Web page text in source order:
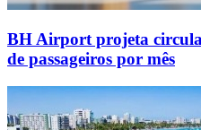
BH Airport projeta
de passageiros por mês